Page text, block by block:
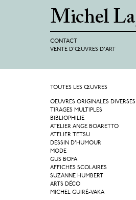
CONTACT
VENTE D'ŒUVRES D'ART
TOUTES LES ŒUVRES
OEUVRES ORIGINALES DIVERSES
TIRAGES MULTIPLES
BIBLIOPHILIE
ATELIER ANGE BOARETTO
ATELIER TETSU
DESSIN D'HUMOUR
MODE
GUS BOFA
AFFICHES SCOLAIRES
SUZANNE HUMBERT
ARTS DÉCO
MICHEL GUIRÉ-VAKA